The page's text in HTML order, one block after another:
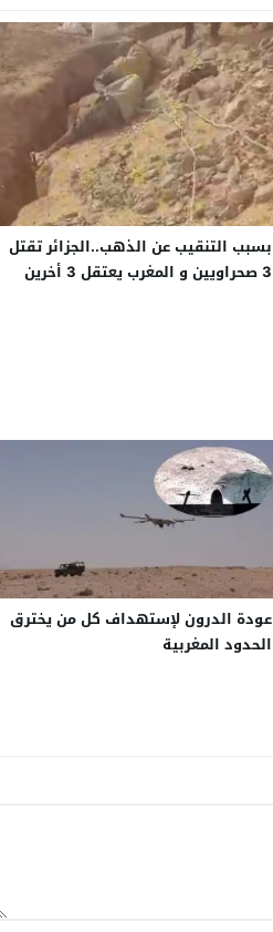
بسبب التنقيب عن الذهب..الجزائر تقتل
3 صحراويين و المغرب يعتقل 3 أخرين
عودة الدرون لإستهداف كل من يخترق
الحدود المغربية